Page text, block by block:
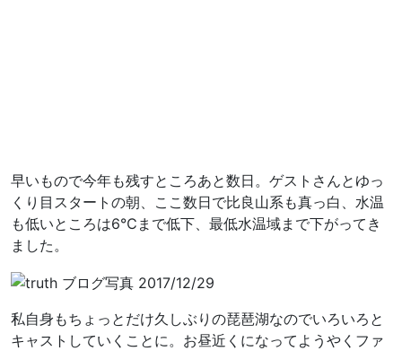
早いもので今年も残すところあと数日。ゲストさんとゆっ
くり目スタートの朝、ここ数日で比良山系も真っ白、水温
も低いところは6℃まで低下、最低水温域まで下がってき
ました。
私自身もちょっとだけ久しぶりの琵琶湖なのでいろいろと
キャストしていくことに。お昼近くになってようやくファ